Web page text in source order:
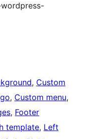
, Custom
, Custom menu
, Footer
template, Left